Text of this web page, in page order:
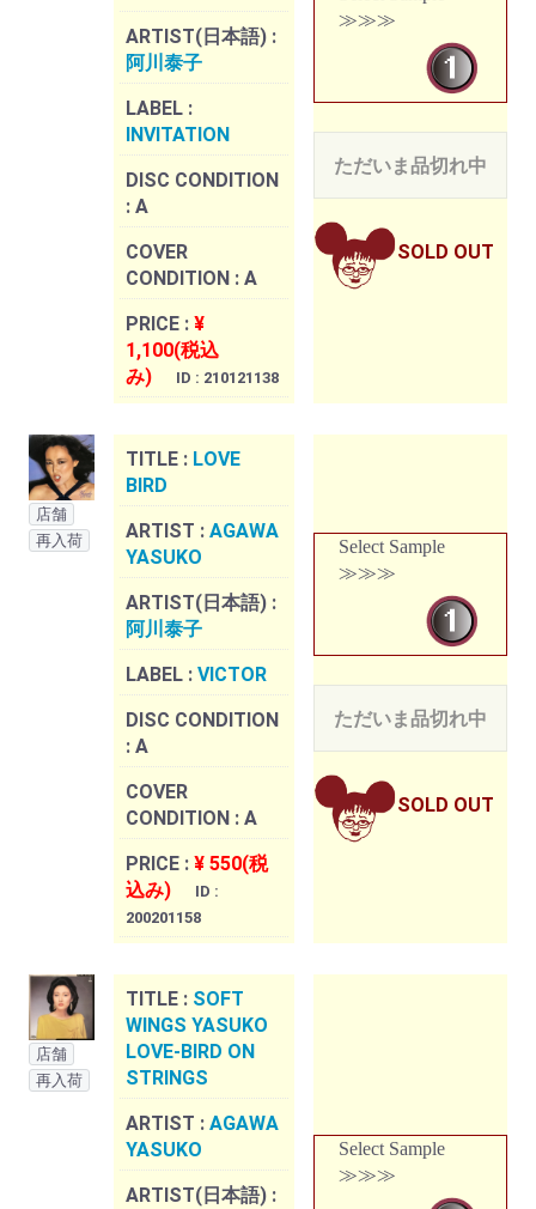
ARTIST(日本語) :
阿川泰子
LABEL :
INVITATION
DISC CONDITION
: A
COVER
CONDITION : A
PRICE : ¥
1,100(税込
み)
ID : 210121138
≫≫≫
ただいま品切れ中
SOLD OUT
店舗
再入荷
TITLE : LOVE
BIRD
ARTIST : AGAWA
YASUKO
ARTIST(日本語) :
阿川泰子
LABEL : VICTOR
DISC CONDITION
: A
COVER
CONDITION : A
PRICE : ¥ 550(税
込み)
ID :
200201158
Select Sample
≫≫≫
ただいま品切れ中
SOLD OUT
店舗
再入荷
TITLE : SOFT
WINGS YASUKO
LOVE-BIRD ON
STRINGS
ARTIST : AGAWA
YASUKO
ARTIST(日本語) :
Select Sample
≫≫≫